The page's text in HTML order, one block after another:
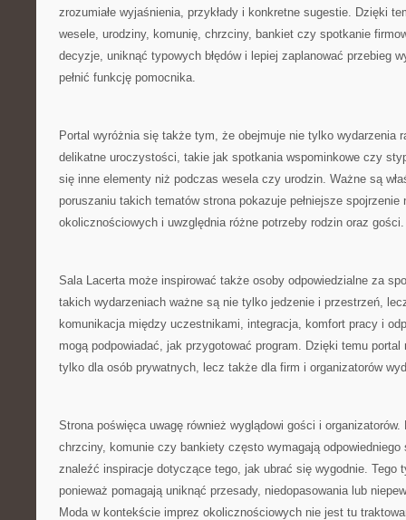
zrozumiałe wyjaśnienia, przykłady i konkretne sugestie. Dzięki
wesele, urodziny, komunię, chrzciny, bankiet czy spotkanie
decyzje, uniknąć typowych błędów i lepiej zaplanować przebieg
pełnić funkcję pomocnika.
Portal wyróżnia się także tym, że obejmuje nie tylko wydarzenia
delikatne uroczystości, takie jak spotkania wspominkowe czy
się inne elementy niż podczas wesela czy urodzin. Ważne są
poruszaniu takich tematów strona pokazuje pełniejsze spojrzenie
okolicznościowych i uwzględnia różne potrzeby rodzin oraz gości.
Sala Lacerta może inspirować także osoby odpowiedzialne za
takich wydarzeniach ważne są nie tylko jedzenie i przestrzeń,
komunikacja między uczestnikami, integracja, komfort pracy i
mogą podpowiadać, jak przygotować program. Dzięki temu
tylko dla osób prywatnych, lecz także dla firm i organizatorów
Strona poświęca uwagę również wyglądowi gości i
chrzciny, komunie czy bankiety często wymagają
znaleźć inspiracje dotyczące tego, jak ubrać się wygodnie. Tego
ponieważ pomagają uniknąć przesady, niedopasowania lub
Moda w kontekście imprez okolicznościowych nie jest tu